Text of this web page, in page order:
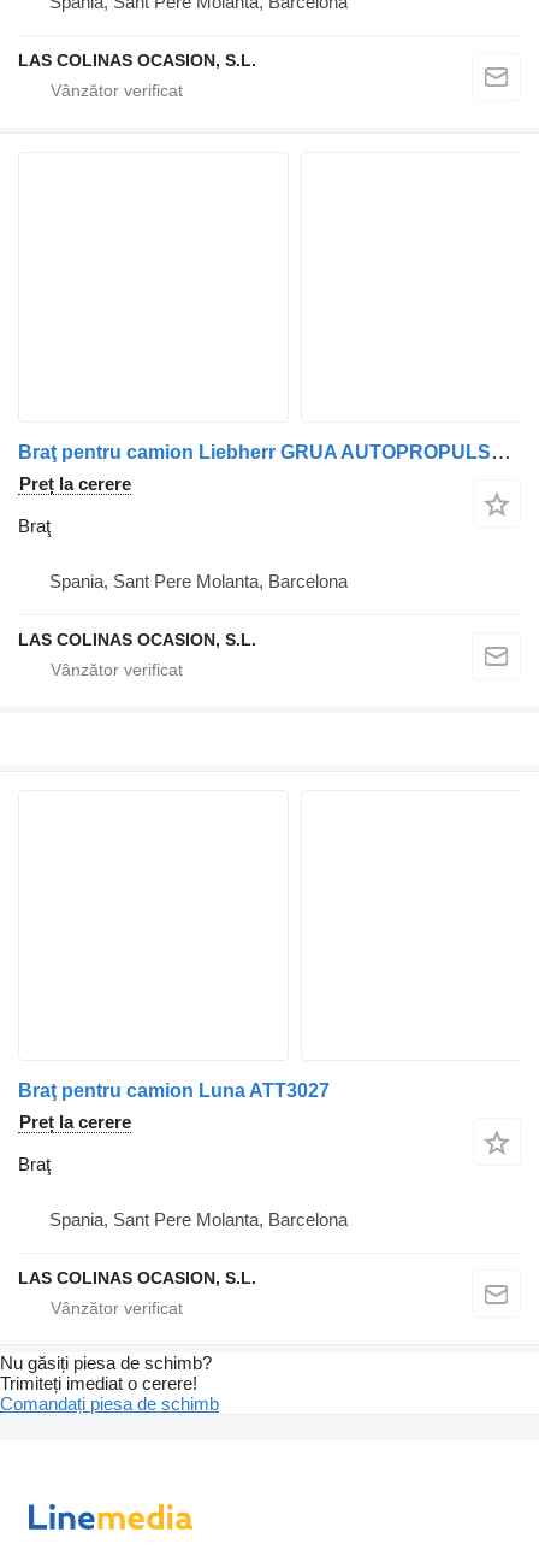
LAS COLINAS OCASION, S.L.
Braţ pentru camion Liebherr GRUA AUTOPROPULSADA
Preț la cerere
Braţ
Spania, Sant Pere Molanta, Barcelona
LAS COLINAS OCASION, S.L.
Braţ pentru camion Luna ATT3027
Preț la cerere
Braţ
Spania, Sant Pere Molanta, Barcelona
LAS COLINAS OCASION, S.L.
Nu găsiți piesa de schimb?
Trimiteți imediat o cerere!
Comandați piesa de schimb